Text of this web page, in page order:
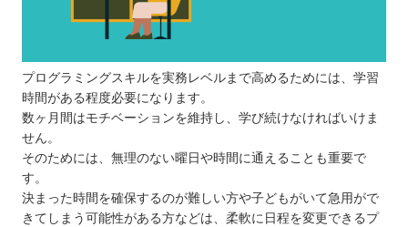
プログラミングスキルを実務レベルまで高めるためには、学習
時間がある程度必要になります。
数ヶ月間はモチベーションを維持し、学び続けなければいけま
せん。
そのためには、無理のない曜日や時間に通えることも重要で
す。
決まった時間を確保するのが難しい方や子どもがいて急用がで
きてしまう可能性がある方などは、柔軟に日程を変更できるプ